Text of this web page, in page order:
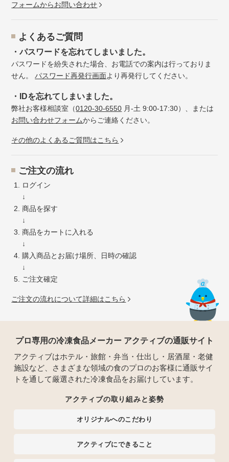
フォームからお問い合わせ
よくあるご質問
・パスワードを忘れてしまいました。
パスワードを紛失された場合、お電話での案内は行っておりま
せん。パスワード再発行画面より再発行してください。
・IDを忘れてしまいました。
弊社お客様相談室（0120-30-6550 月-土 9:00-17:30）、または
お問い合わせフォームからご連絡ください。
その他のよくあるご質問はこちら
ご注文の流れ
ログイン
↓
商品を探す
↓
商品をカートに入れる
↓
購入商品とお届け場所、日時の確認
↓
ご注文確定
ご注文の流れについて詳細はこちら
プロ専用の冷凍食品メーカー アクティブの通販サイト
アクティブはホテル・旅館・弁当・仕出し・居酒屋・老健
施設など、さまざまな領域の食のプロのお客様に通販サイ
トを通して厳選された冷凍食品をお届けしています。
アクティブの取り組みと姿勢
オリジナルへのこだわり
アクティブにできること